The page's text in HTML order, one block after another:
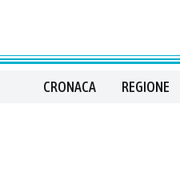
CRONACA REGIONE